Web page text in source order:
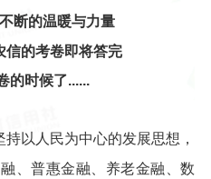
断的温暖与力量
信的考卷即将答完
的时候了......
以人民为中心的发展思想，
、普惠金融、养老金融、数